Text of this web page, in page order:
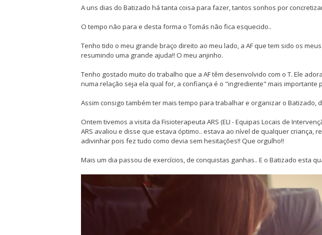
A uns dias do Batizado há tanta coisa para fazer, tantos sonhos por
O tempo não para e desta forma o Tomás não fica esquecido..
Tenho tido o meu grande braço direito ao meu lado, a AF que tem sido os
resumindo uma grande ajuda!! O meu anjinho.
Tenho gostado muito do trabalho que a AF têm desenvolvido com o T. Ele
numa relação seja ela qual for, a confiança é o "ingrediente" mais importante
Assim consigo também ter mais tempo para trabalhar e organizar o Batizado,
Ontem tivemos a visita da Fisioterapeuta ARS (ELI - Equipas Locais de
ARS avaliou e disse que estava óptimo.. estava ao nível de qualquer criança,
adivinhar pois fez tudo como devia sem hesitações!! Que orgulho!!
Mais um dia passou de exercícios, de conquistas ganhas.. E o Batizado esta